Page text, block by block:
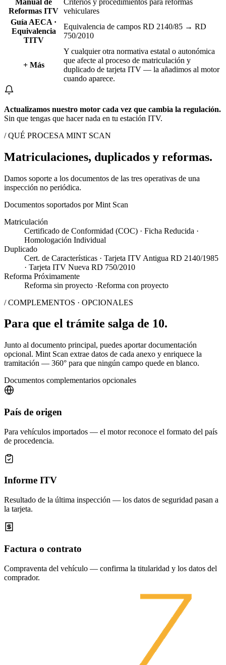
Reformas ITV vehiculares
Guía AECA ·
Equivalencia
TITV
Equivalencia de campos RD 2140/85 → RD
750/2010
+ Más
Y cualquier otra normativa estatal o autonómica
que afecte al proceso de matriculación y
duplicado de tarjeta ITV — la añadimos al motor
cuando aparece.
Actualizamos nuestro motor cada vez que cambia la regulación.
Sin que tengas que hacer nada en tu estación ITV.
/ QUÉ PROCESA MINT SCAN
Matriculaciones, duplicados y reformas.
Damos soporte a los documentos de las tres operativas de una
inspección no periódica.
Documentos soportados por Mint Scan
Matriculación
Certificado de Conformidad (COC) · Ficha Reducida ·
Homologación Individual
Duplicado
Cert. de Características · Tarjeta ITV Antigua RD 2140/1985
· Tarjeta ITV Nueva RD 750/2010
Reforma Próximamente
Reforma sin proyecto ·Reforma con proyecto
/ COMPLEMENTOS · OPCIONALES
Para que el trámite salga de 10.
Junto al documento principal, puedes aportar documentación
opcional. Mint Scan extrae datos de cada anexo y enriquece la
tramitación — 360° para que ningún campo quede en blanco.
Documentos complementarios opcionales
País de origen
Para vehículos importados — el motor reconoce el formato del país
de procedencia.
Informe ITV
Resultado de la última inspección — los datos de seguridad pasan a
la tarjeta.
Factura o contrato
Compraventa del vehículo — confirma la titularidad y los datos del
comprador.